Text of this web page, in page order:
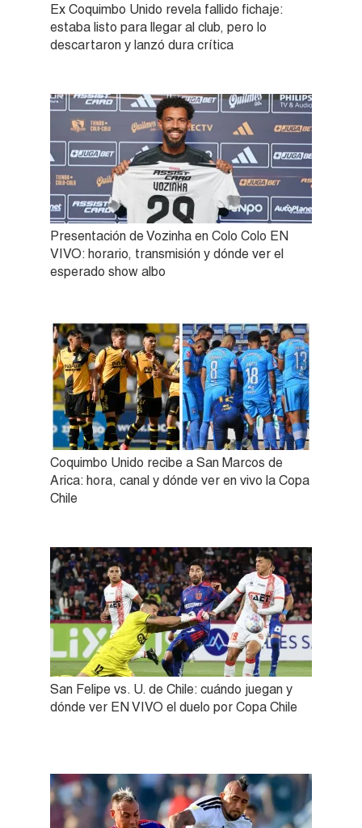
Ex Coquimbo Unido revela fallido fichaje:
estaba listo para llegar al club, pero lo
descartaron y lanzó dura crítica
Presentación de Vozinha en Colo Colo EN
VIVO: horario, transmisión y dónde ver el
esperado show albo
Coquimbo Unido recibe a San Marcos de
Arica: hora, canal y dónde ver en vivo la Copa
Chile
San Felipe vs. U. de Chile: cuándo juegan y
dónde ver EN VIVO el duelo por Copa Chile